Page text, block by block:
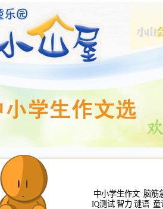
中小学生作文 脑筋
IQ测试 智力 谜语 童